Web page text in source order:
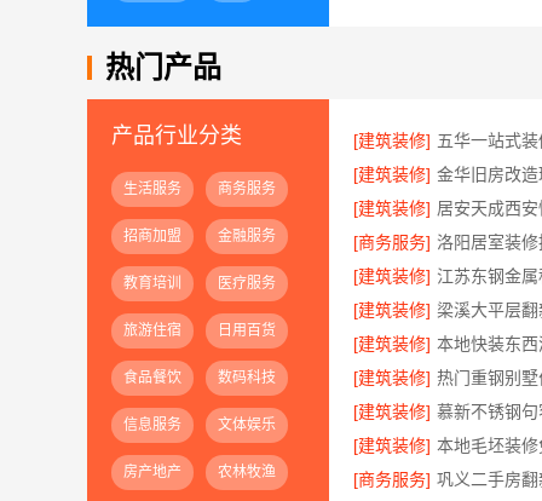
热门产品
产品行业分类
生活服务 商务服务
招商加盟 金融服务
教育培训 医疗服务
旅游住宿 日用百货
食品餐饮 数码科技
信息服务 文体娱乐
房产地产 农林牧渔
[建筑装修]
[建筑装修]
[建筑装修]
[商务服务]
[建筑装修]
[建筑装修]
[建筑装修] 本地快装东
[建筑装修]
[建筑装修] 慕新不锈钢
[建筑装修]
[商务服务]